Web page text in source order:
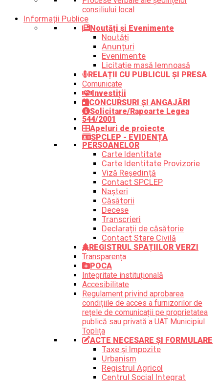
consiliului local
Informații Publice
Noutăți și Evenimente
Noutăți
Anunțuri
Evenimente
Licitație masă lemnoasă
RELAȚII CU PUBLICUL ȘI PRESA
Comunicate
Investiții
CONCURSURI ȘI ANGAJĂRI
Solicitare/Rapoarte Legea
544/2001
Apeluri de proiecte
SPCLEP - EVIDENȚA
PERSOANELOR
Carte Identitate
Carte Identitate Provizorie
Viză Reședință
Contact SPCLEP
Nașteri
Căsătorii
Decese
Transcrieri
Declarații de căsătorie
Contact Stare Civilă
REGISTRUL SPAȚIILOR VERZI
Transparența
POCA
Integritate instituțională
Accesibilitate
Regulament privind aprobarea
condițiile de acces a furnizorilor de
rețele de comunicații pe proprietatea
publică sau privată a UAT Municipiul
Toplița
ACTE NECESARE ȘI FORMULARE
Taxe și Impozite
Urbanism
Registrul Agricol
Centrul Social Integrat